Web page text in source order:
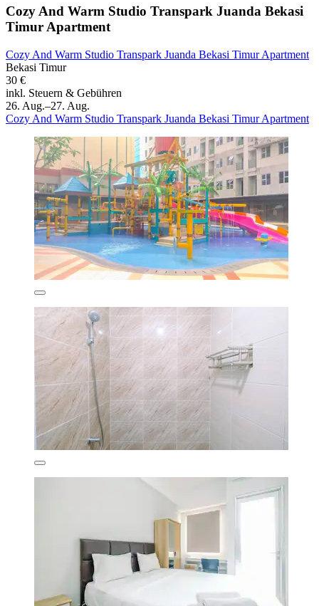
Cozy And Warm Studio Transpark Juanda Bekasi
Timur Apartment
Cozy And Warm Studio Transpark Juanda Bekasi Timur Apartment
Bekasi Timur
30 €
inkl. Steuern & Gebühren
26. Aug.–27. Aug.
Cozy And Warm Studio Transpark Juanda Bekasi Timur Apartment